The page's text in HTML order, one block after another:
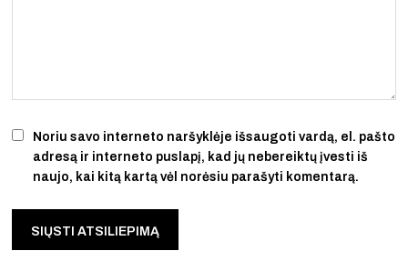
Noriu savo interneto naršyklėje išsaugoti vardą, el. pašto
adresą ir interneto puslapį, kad jų nebereiktų įvesti iš
naujo, kai kitą kartą vėl norėsiu parašyti komentarą.